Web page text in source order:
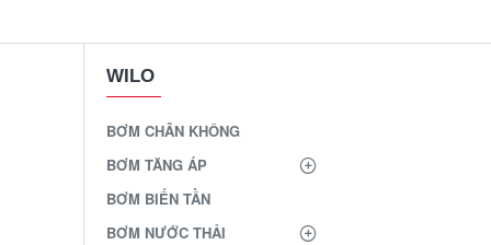
WILO
BƠM CHÂN KHÔNG
BƠM TĂNG ÁP
BƠM BIẾN TẦN
BƠM NƯỚC THẢI